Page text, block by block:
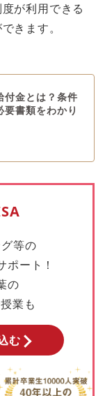
が利用できる
きます。
付金とは？条件
書類をわかり
等の
ート！
の
業も
む